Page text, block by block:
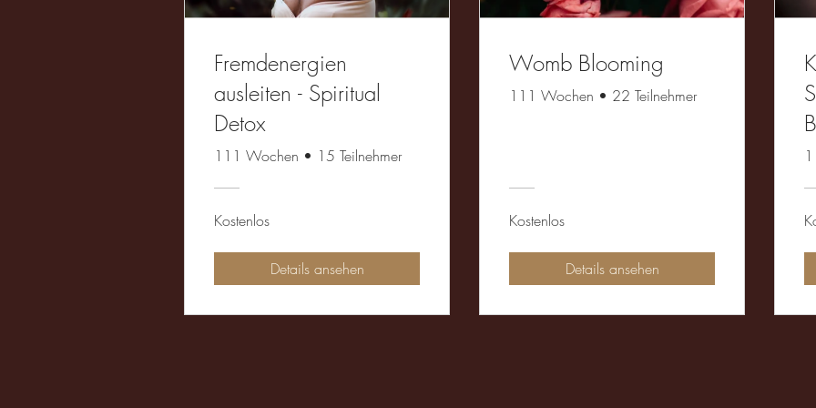
Fremdenergien
ausleiten - Spiritual
Detox
111 Wochen • 15 Teilnehmer
Kostenlos
Details ansehen
Womb Blooming
111 Wochen • 22 Teilnehmer
Kostenlos
Details ansehen